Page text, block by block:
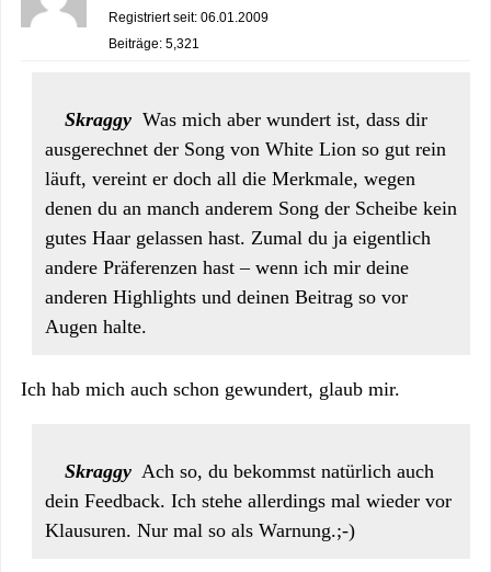
Registriert seit: 06.01.2009
Beiträge: 5,321
Skraggy Was mich aber wundert ist, dass dir
ausgerechnet der Song von White Lion so gut rein
läuft, vereint er doch all die Merkmale, wegen
denen du an manch anderem Song der Scheibe kein
gutes Haar gelassen hast. Zumal du ja eigentlich
andere Präferenzen hast – wenn ich mir deine
anderen Highlights und deinen Beitrag so vor
Augen halte.
Ich hab mich auch schon gewundert, glaub mir.
Skraggy Ach so, du bekommst natürlich auch
dein Feedback. Ich stehe allerdings mal wieder vor
Klausuren. Nur mal so als Warnung.;-)